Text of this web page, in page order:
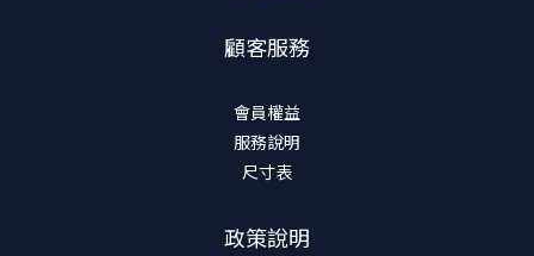
顧客服務
會員權益
服務說明
尺寸表
政策說明